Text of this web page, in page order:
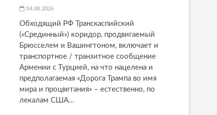
04.08.2026
Обходящий РФ Транскаспийский
(«Срединный») коридор, продвигаемый
Брюсселем и Вашингтоном, включает и
транспортное / транзитное сообщение
Армении с Турцией, на что нацелена и
предполагаемая «Дорога Трампа во имя
мира и процветания» – естественно, по
лекалам США...